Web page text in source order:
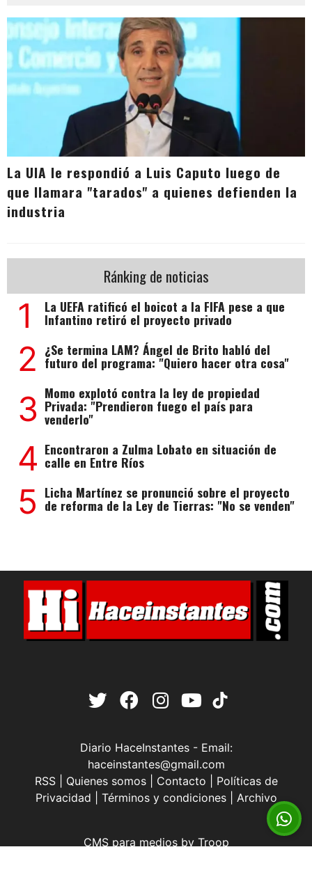
La UIA le respondió a Luis Caputo luego de
que llamara "tarados" a quienes defienden la
industria
Ránking de noticias
1 La UEFA ratificó el boicot a la FIFA pese a que
Infantino retiró el proyecto privado
2 ¿Se termina LAM? Ángel de Brito habló del
futuro del programa: "Quiero hacer otra cosa"
3 Momo explotó contra la ley de propiedad
Privada: "Prendieron fuego el país para
venderlo"
4 Encontraron a Zulma Lobato en situación de
calle en Entre Ríos
5 Licha Martínez se pronunció sobre el proyecto
de reforma de la Ley de Tierras: "No se venden"
Diario HaceInstantes - Email:
haceinstantes@gmail.com
RSS| Quienes somos| Contacto
Políticas de
Privacidad
Términos y condiciones| Archivo
CMS para mediosby Troop